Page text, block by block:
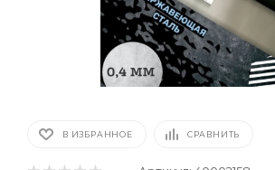
В ИЗБРАННОЕ СРАВНИТЬ